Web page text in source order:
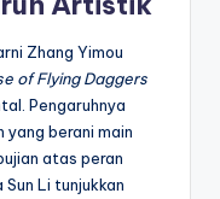
Zhang Yimou
of Flying Daggers
Pengaruhnya
yang berani main
atas peran
Li tunjukkan